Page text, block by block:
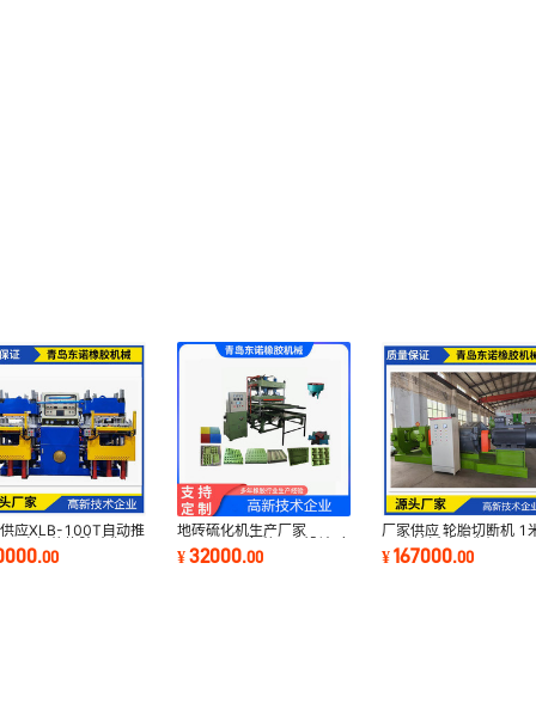
应XLB-100T自动推
`电加热橡胶硫化机
全自动
.00
地砖硫化机生产厂家
50x50cm 各种图案设计 废
旧轮胎胶粉地垫设备
¥32000.00
厂家供应 轮胎切断机 1
x1米地板砖硫化机 lsj-
1200拉丝机
¥167000.00